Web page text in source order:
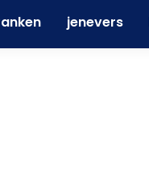
jenevers